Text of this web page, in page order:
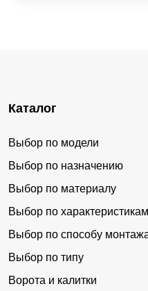
Каталог
Выбор по модели
Выбор по назначению
Выбор по материалу
Выбор по характеристикам
Выбор по способу
Выбор по типу
Ворота и калитки